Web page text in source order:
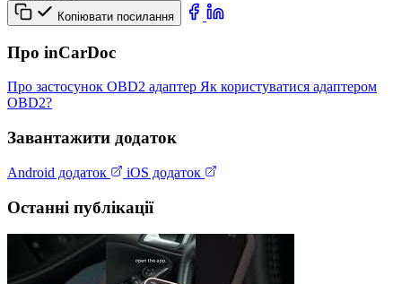
Копіювати посилання
Про inCarDoc
Про застосунок OBD2 адаптер Як користуватися адаптером
OBD2?
Завантажити додаток
Android додаток iOS додаток
Останні публікації